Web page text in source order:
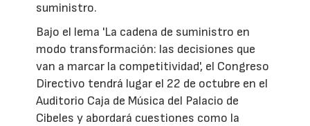
suministro.
Bajo el lema 'La cadena de suministro en
modo transformación: las decisiones que
van a marcar la competitividad', el Congreso
Directivo tendrá lugar el 22 de octubre en el
Auditorio Caja de Música del Palacio de
Cibeles y abordará cuestiones como la